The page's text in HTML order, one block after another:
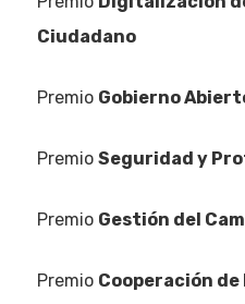
Ciudadano
Premio Gobierno
Premio Seguridad y
Premio Gestión del
Premio Cooperación de